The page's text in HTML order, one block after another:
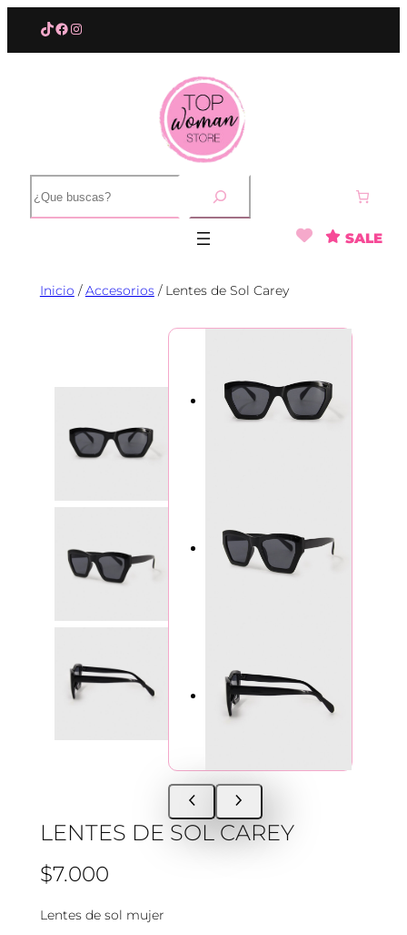
contenido
TikTok
Facebook
Instagram
u
s
SALE
Inicio /Accesorios/ Lentes de Sol Carey
LENTES DE SOL CAREY
$7.000
Lentes de sol mujer